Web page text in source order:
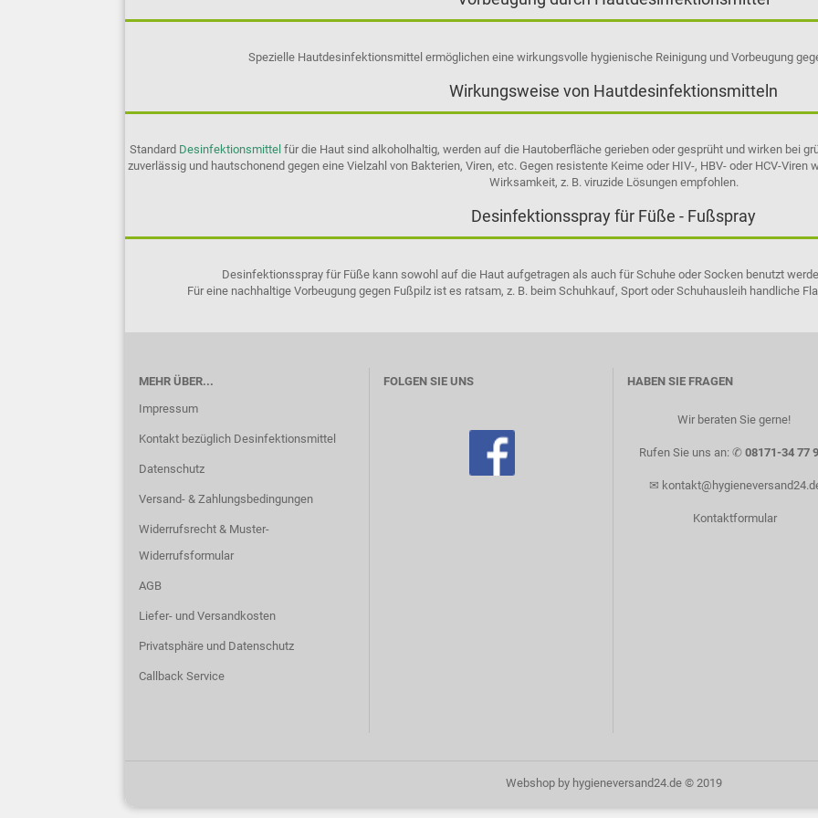
Spezielle Hautdesinfektionsmittel ermöglichen eine wirkungsvolle hygienische Reinigung und Vorbeugung
Wirkungsweise von Hautdesinfektionsmitteln
Standard Desinfektionsmittel für die Haut sind alkoholhaltig, werden auf die Hautoberfläche gerieben oder gesprüht und wirken bei
zuverlässig und hautschonend gegen eine Vielzahl von Bakterien, Viren, etc. Gegen resistente Keime oder HIV-, HBV- oder HCV-
Wirksamkeit, z. B. viruzide Lösungen empfohlen.
Desinfektionsspray für Füße - Fußspray
Desinfektionsspray für Füße kann sowohl auf die Haut aufgetragen als auch für Schuhe oder Socken benutzt
Für eine nachhaltige Vorbeugung gegen Fußpilz ist es ratsam, z. B. beim Schuhkauf, Sport oder Schuhausleih handliche
MEHR ÜBER...
Impressum
Kontakt bezüglich Desinfektionsmittel
Datenschutz
Versand- & Zahlungsbedingungen
Widerrufsrecht & Muster-
Widerrufsformular
AGB
Liefer- und Versandkosten
Privatsphäre und Datenschutz
Callback Service
FOLGEN SIE UNS HABEN SIE FRAGEN
Wir beraten Sie gerne! ​
Rufen Sie uns an: ✆ 08171-34 77
✉
Kontaktformular
Webshopby hygieneversand24.de © 2019